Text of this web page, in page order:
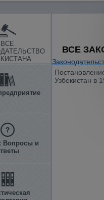
ВСЕ
Вопросы и
ВСЕ
Узбекистан в